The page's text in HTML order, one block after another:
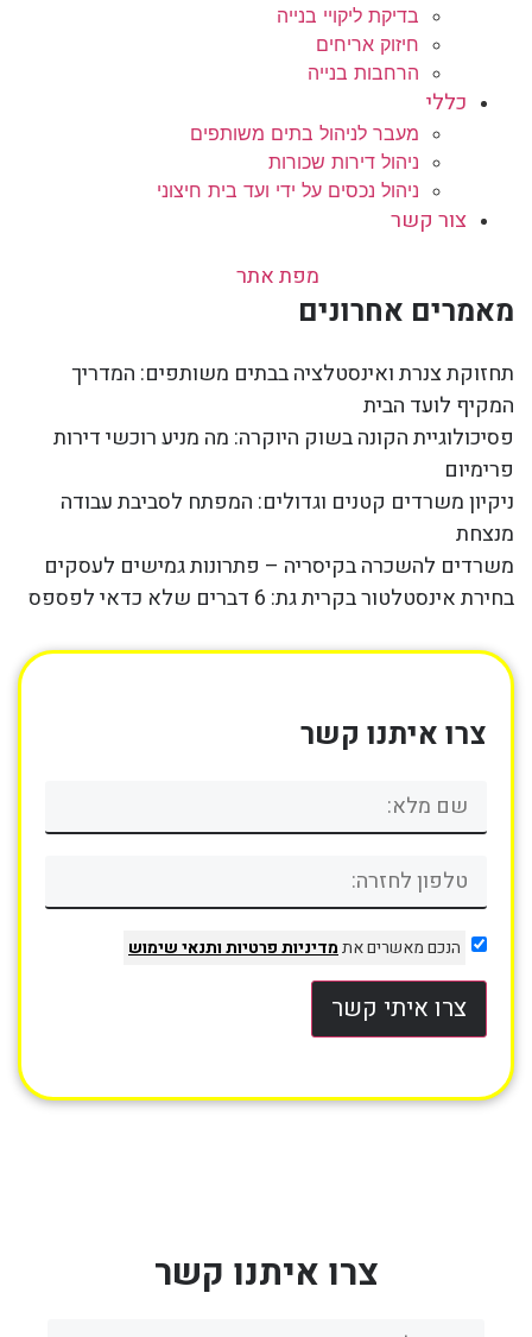
בדיקת ליקויי בנייה
חיזוק אריחים
הרחבות בנייה
כללי
מעבר לניהול בתים משותפים
ניהול דירות שכורות
ניהול נכסים על ידי ועד בית חיצוני
צור קשר
מפת אתר
מאמרים אחרונים
תחזוקת צנרת ואינסטלציה בבתים משותפים: המדריך
המקיף לועד הבית
פסיכולוגיית הקונה בשוק היוקרה: מה מניע רוכשי דירות
פרימיום
ניקיון משרדים קטנים וגדולים: המפתח לסביבת עבודה
מנצחת
משרדים להשכרה בקיסריה – פתרונות גמישים לעסקים
בחירת אינסטלטור בקרית גת: 6 דברים שלא כדאי לפספס
צרו איתנו קשר
הנכם מאשרים אתמדיניות פרטיותותנאי שימוש
צרו איתי קשר
צרו איתנו קשר